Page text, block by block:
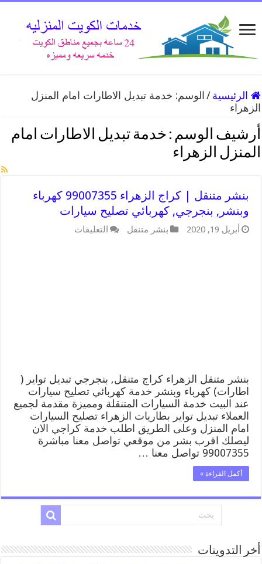
الرئيسية / الوسم: خدمة تبديل الاطارات امام المنزل
الزهراء
أرشيف الوسم : خدمة تبديل الاطارات امام
المنزل الزهراء
بنشر متنقل | كراج الزهراء 99007355 كهرباء
وبنشر, بنجرجي, كهربائي تصليح سيارات
أبريل 19, 2020 بنشر متنقل التعليقات
بنشر متنقل الزهراء كراج متنقل, بنجرجي تبديل تواير (
اطارات) كهرباء وبنشر خدمة كهربائي تصليح سيارات
عند البيت خدمة السيارات المتنقلة ومميزة مقدمة لجميع
العملاء تبديل تواير بطاريات الزهراء تصليح السيارات
امام المنزل وعلى الطريق اطلب خدمة كراجي الان
ليصلك اقرب بشر من موقعي تواصل معنا مباشرة
99007355 تواصل معنا …
أكمل القراءة »
أخر التدوينات